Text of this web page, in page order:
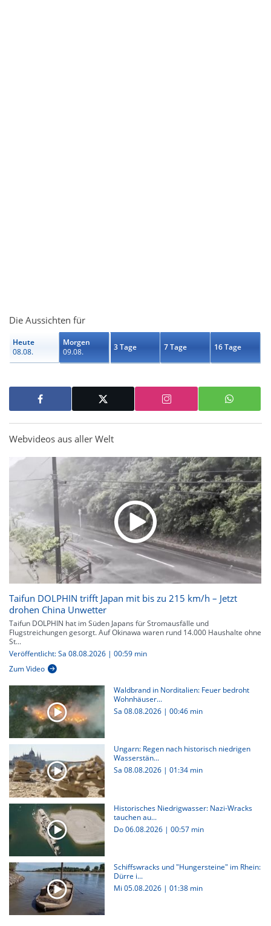
Die Aussichten für
Heute
08.08.
Morgen
09.08.
3 Tage 7 Tage 16 Tage
Webvideos aus aller Welt
Taifun DOLPHIN trifft Japan mit bis zu 215 km/h – Jetzt
drohen China Unwetter
Taifun DOLPHIN hat im Süden Japans für Stromausfälle und
Flugstreichungen gesorgt. Auf Okinawa waren rund 14.000 Haushalte ohne
St...
Veröffentlicht: Sa 08.08.2026 | 00:59 min
Zum Video
Waldbrand in Norditalien: Feuer bedroht
Wohnhäuser...
Sa 08.08.2026 | 00:46 min
Ungarn: Regen nach historisch niedrigen
Wasserstän...
Sa 08.08.2026 | 01:34 min
Historisches Niedrigwasser: Nazi-Wracks
tauchen au...
Do 06.08.2026 | 00:57 min
Schiffswracks und "Hungersteine" im Rhein:
Dürre i...
Mi 05.08.2026 | 01:38 min